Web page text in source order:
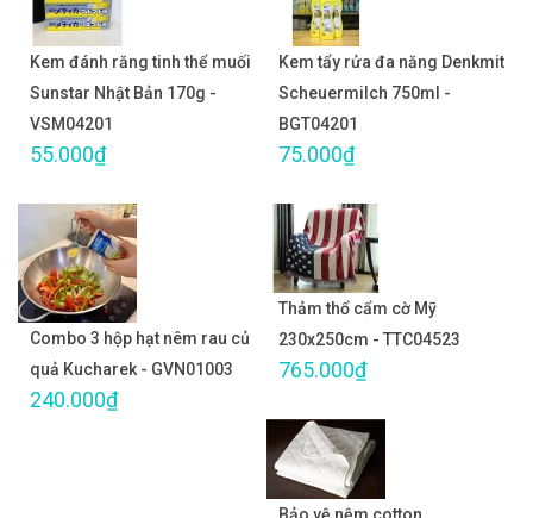
Kem đánh răng tinh thể muối
Sunstar Nhật Bản 170g -
VSM04201
55.000₫
Kem tẩy rửa đa năng Denkmit
Scheuermilch 750ml -
BGT04201
75.000₫
Combo 3 hộp hạt nêm rau củ
quả Kucharek - GVN01003
240.000₫
Thảm thổ cẩm cờ Mỹ
230x250cm - TTC04523
765.000₫